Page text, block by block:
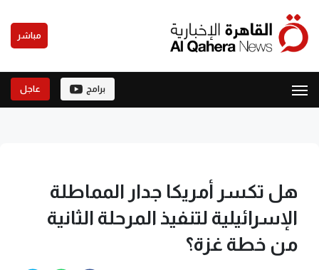
مباشر
برامج عاجل
هل تكسر أمريكا جدار المماطلة
الإسرائيلية لتنفيذ المرحلة الثانية
من خطة غزة؟